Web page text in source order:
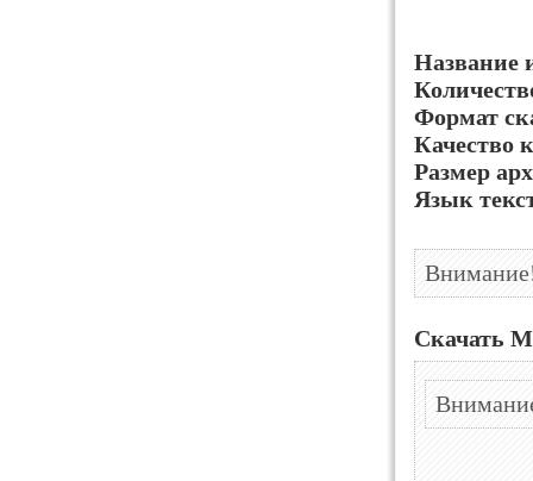
Название
Формат
Качество
Размер
Язык
Внимание!
Скачать